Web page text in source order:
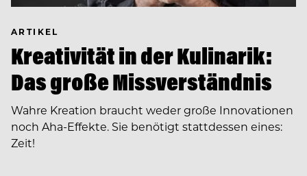
ARTIKEL
Kreativität in der Kulinarik:
Das große Missverständnis
Wahre Kreation braucht weder große Innovationen
noch Aha-Effekte. Sie benötigt stattdessen eines:
Zeit!